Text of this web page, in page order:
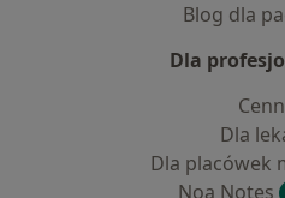
Blog dla
Dla
Dla
Dla placówek
Noa Notes